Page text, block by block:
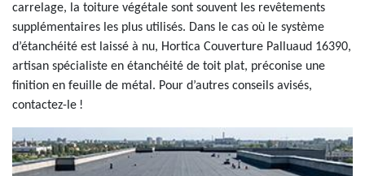
carrelage, la toiture végétale sont souvent les revêtements
supplémentaires les plus utilisés. Dans le cas où le système
d’étanchéité est laissé à nu, Hortica Couverture Palluaud 16390,
artisan spécialiste en étanchéité de toit plat, préconise une
finition en feuille de métal. Pour d’autres conseils avisés,
contactez-le !